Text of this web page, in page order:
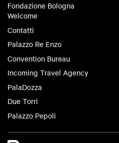
Fondazione Bologna
Welcome
Contatti
Palazzo Re Enzo
Convention Bureau
Incoming Travel Agency
PalaDozza
Due Torri
Palazzo Pepoli